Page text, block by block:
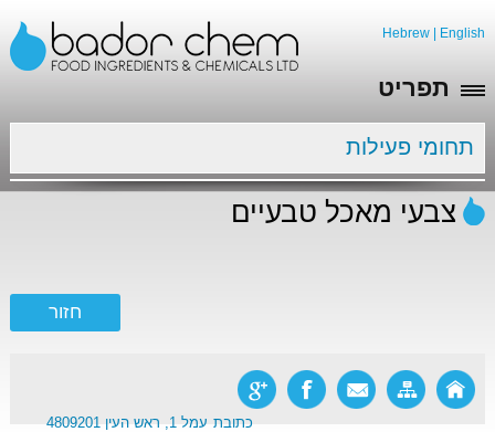
Hebrew English
תפריט
תחומי פעילות
צבעי מאכל טבעיים
כתובת עמל 1, ראש העין 4809201